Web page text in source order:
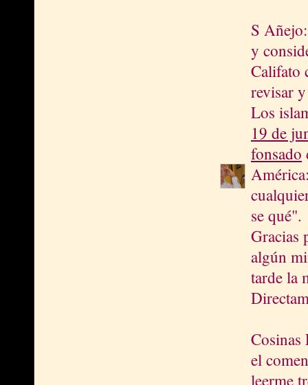
S
y
Califato
revisar
Los
19 de
fonsado
se qué".
Gracias
algún
tarde la
Cosinas
el
leerme